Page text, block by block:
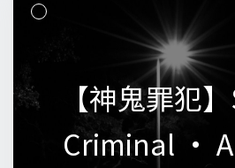
【神鬼罪犯
Criminal •
【神鬼罪犯
Criminal •